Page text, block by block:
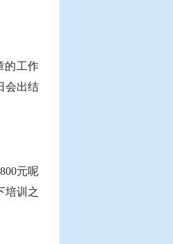
的工作
会出结
元呢
培训之